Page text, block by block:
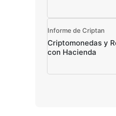
Informe de Criptan
Criptomonedas y
con Hacienda